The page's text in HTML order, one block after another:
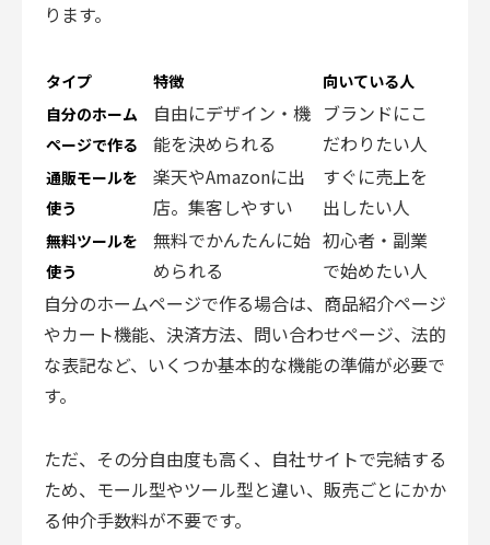
ります。
タイプ 特徴
向いている人
自分のホーム
ページで作る
自由にデザイン・機
能を決められる
ブランドにこ
だわりたい人
通販モールを
使う
楽天やAmazonに出
店。集客しやすい
すぐに売上を
出したい人
無料ツールを
使う
無料でかんたんに始
められる
初心者・副業
で始めたい人
自分のホームページで作る場合は、商品紹介ページ
やカート機能、決済方法、問い合わせページ、法的
な表記など、いくつか基本的な機能の準備が必要で
す。
ただ、その分自由度も高く、自社サイトで完結する
ため、モール型やツール型と違い、販売ごとにかか
る仲介手数料が不要です。